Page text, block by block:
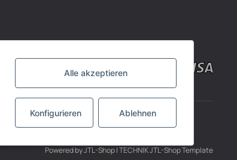
Powered byJTL-Shop|TECHNIK JTL-Shop Template
Alle akzeptieren
Konfigurieren Ablehnen